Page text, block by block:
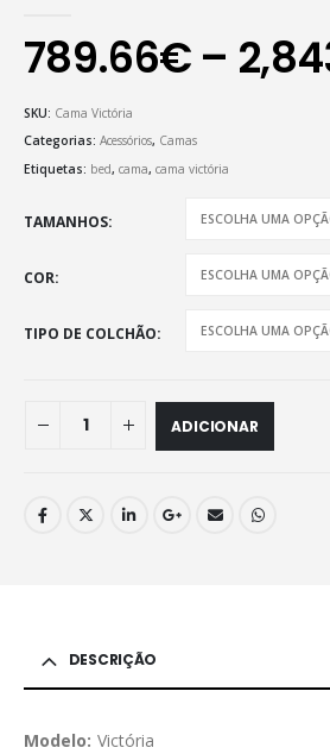
789.66€ –
SKU: Cama Victória
Categorias: Acessórios, Camas
Etiquetas: bed, cama, cama victória
TAMANHOS
COR
TIPO DE COLCHÃO
ADICIONAR
DESCRIÇÃO
Modelo: Victória